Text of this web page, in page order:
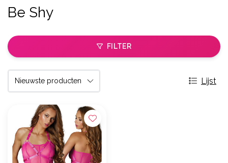
Be Shy
FILTER
Lijst